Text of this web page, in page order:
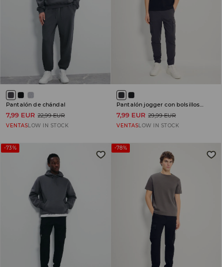
Pantalón de chándal
7,99 EUR 22,99 EUR
VENTASLOW IN STOCK
7,99 EUR 29,99 EUR
VENTASLOW IN STOCK
-73% -78%